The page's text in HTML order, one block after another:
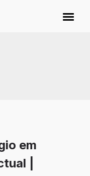
em
|